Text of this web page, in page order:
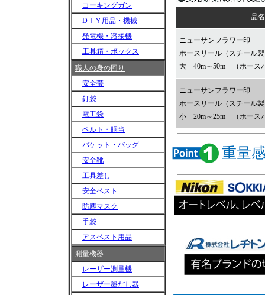
コーキングガン
DＩＹ用品・機械
発電機・溶接機
工具箱・ボックス
職人の身の回り
安全帯
釘袋
電工袋
ベルト・胴当
バケット・バッグ
安全靴
工具差し
安全ベスト
防塵マスク
手袋
アスベスト用品
測量機器
レーザー測量機
レーザー墨だし器
品
ニューサンフラワー印
ホースリール（スチール
大 40m～50m （ホース
ニューサンフラワー印
ホースリール（スチール
小 20m～25m （ホース
重量